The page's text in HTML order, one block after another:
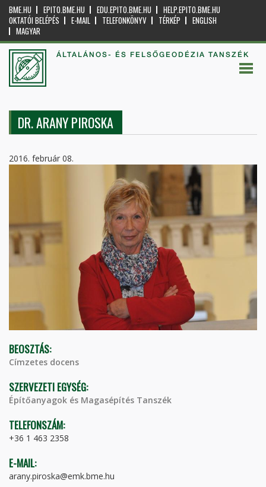
BME.HU EPITO.BME.HU EDU.EPITO.BME.HU
HELP.EPITO.BME.HU
OKTATÓI BELÉPÉS
E-MAIL TELEFONKÖNYV TÉRKÉP
ENGLISH
MAGYAR
ÁLTALÁNOS- ÉS FELSŐGEODÉZIA TANSZÉK
DR. ARANY PIROSKA
2016. február 08.
BEOSZTÁS:
Címzetes docens
SZERVEZETI EGYSÉG:
Építőanyagok és Magasépítés Tanszék
TELEFONSZÁM:
+36 1 463 2358
E-MAIL:
arany.piroska@emk.bme.hu